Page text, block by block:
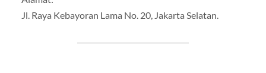
Jl. Raya Kebayoran Lama No. 20, Jakarta Selatan.